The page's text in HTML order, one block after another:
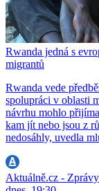
Rwanda jedná s
migrantů
Rwanda vede
spolupráci v oblasti
návrhu mohlo
kam jít nebo jsou z
nedosáhly, uvedla
Aktuálně.cz - Zprávy